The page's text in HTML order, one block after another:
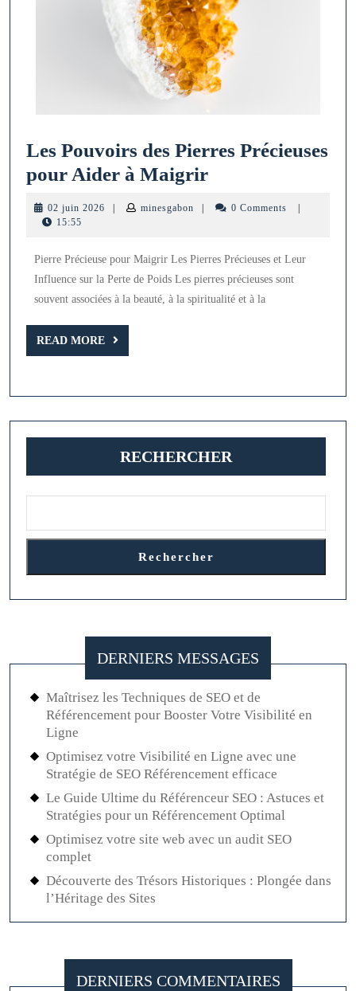
Les Pouvoirs des Pierres Précieuses
pour Aider à MaigrirLes
Précieuses
pour
02 juin 2026 02
minesgabon minesgabon0 Comments
15:55
Pierre Précieuse pour Maigrir Les Pierres Précieuses et Leur
Influence sur la Perte de Poids Les pierres précieuses sont
souvent associées à la beauté, à la spiritualité et à la
READ MORE
READ
MORE
RECHERCHER
Rechercher
DERNIERS MESSAGES
Maîtrisez les Techniques de SEO et de
Référencement pour Booster Votre Visibilité en
Ligne
Optimisez votre Visibilité en Ligne avec une
Stratégie de SEO Référencement efficace
Le Guide Ultime du Référenceur SEO : Astuces et
Stratégies pour un Référencement Optimal
Optimisez votre site web avec un audit SEO
complet
Découverte des Trésors Historiques : Plongée dans
l’Héritage des Sites
DERNIERS COMMENTAIRES